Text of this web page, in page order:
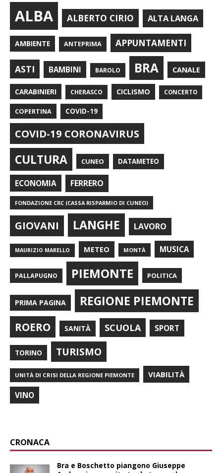
ALBA ALBERTO CIRIO ALTA LANGA
AMBIENTE ANTEPRIMA APPUNTAMENTI
ASTI BAMBINI BAROLO BRA CANALE
CARABINIERI CHERASCO CICLISMO CONCERTO
COPERTINA COVID-19
COVID-19 CORONAVIRUS
CULTURA CUNEO DATAMETEO
ECONOMIA FERRERO
FONDAZIONE CRC (CASSA RISPARMIO DI CUNEO)
GIOVANI LANGHE LAVORO
MAURIZIO MARELLO METEO MONTÀ MUSICA
PALLAPUGNO PIEMONTE POLITICA
PRIMA PAGINA REGIONE PIEMONTE
ROERO SANITÀ SCUOLA SPORT
TORINO TURISMO
UNITÀ DI CRISI DELLA REGIONE PIEMONTE VIABILITÀ
VINO
CRONACA
Bra e Boschetto piangono Giuseppe